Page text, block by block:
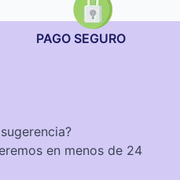
PAGO SEGURO
en menos de 24